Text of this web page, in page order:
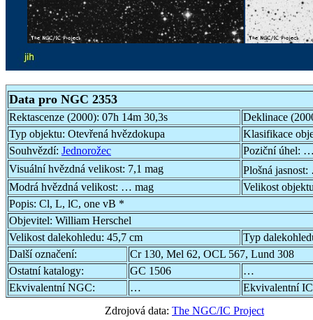
Data pro NGC 2353
Rektascenze (2000): 07h 14m 30,3s
Deklinace
Typ objektu: Otevřená hvězdokupa
Klasifikace
Souhvězdí: Jednorožec Poziční úhel: …
Visuální hvězdná velikost: 7,1 mag Plošná jasnost:
Modrá hvězdná velikost: … mag
Velikost
Popis: Cl, L, lC, one vB *
Objevitel: William Herschel
Velikost dalekohledu: 45,7 cm
Typ
Další označení:
Cr 130, Mel 62, OCL 567, Lund 308
Ostatní katalogy:
GC 1506
…
Ekvivalentní NGC:
…
Ekvivalentní
Zdrojová data: The NGC/IC Project